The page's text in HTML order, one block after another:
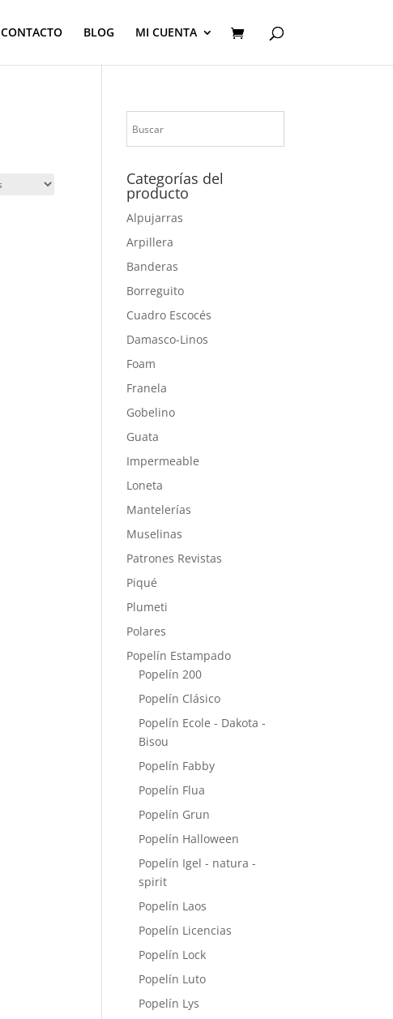
CONTACTO BLOG MI CUENTA
Categorías del
producto
Alpujarras
Arpillera
Banderas
Borreguito
Cuadro Escocés
Damasco-Linos
Foam
Franela
Gobelino
Guata
Impermeable
Loneta
Mantelerías
Muselinas
Patrones Revistas
Piqué
Plumeti
Polares
Popelín Estampado
Popelín 200
Popelín Clásico
Popelín Ecole - Dakota -
Bisou
Popelín Fabby
Popelín Flua
Popelín Grun
Popelín Halloween
Popelín Igel - natura -
spirit
Popelín Laos
Popelín Licencias
Popelín Lock
Popelín Luto
Popelín Lys